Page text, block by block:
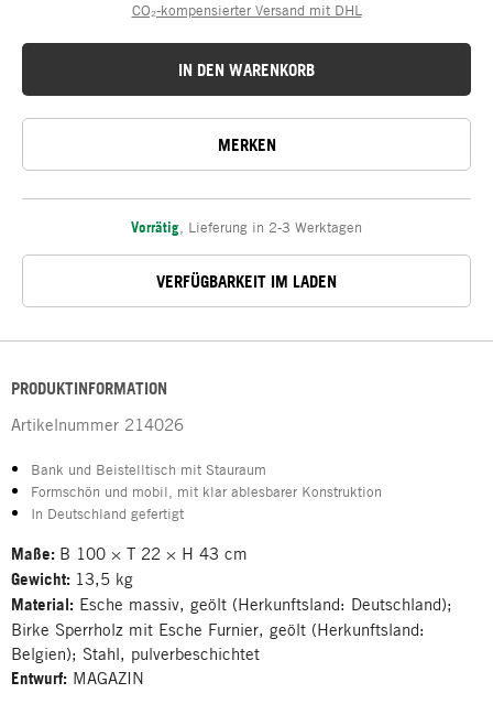
CO₂-kompensierter Versand mit DHL
IN DEN WARENKORB
MERKEN
Vorrätig Lieferung in 2-3 Werktagen
VERFÜGBARKEIT IM LADEN
PRODUKTINFORMATION
Artikelnummer 214026
Bank und Beistelltisch mit Stauraum
Formschön und mobil, mit klar ablesbarer Konstruktion
In Deutschland gefertigt
Maße: B 100 × T 22 × H 43 cm
Gewicht: 13,5 kg
Material: Esche massiv, geölt (Herkunftsland: Deutschland);
Birke Sperrholz mit Esche Furnier, geölt (Herkunftsland:
Belgien); Stahl, pulverbeschichtet
Entwurf: MAGAZIN